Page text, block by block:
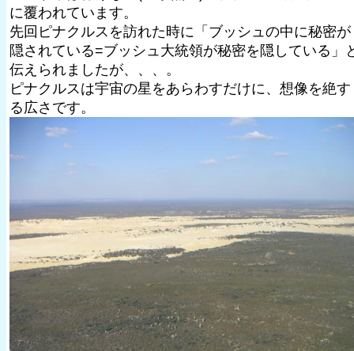
に覆われています。
先回ピナクルスを訪れた時に「ブッシュの中に秘密が
隠されている=ブッシュ大統領が秘密を隠している」
伝えられましたが、、、。
ピナクルスは宇宙の星をあらわすだけに、想像を絶す
る広さです。